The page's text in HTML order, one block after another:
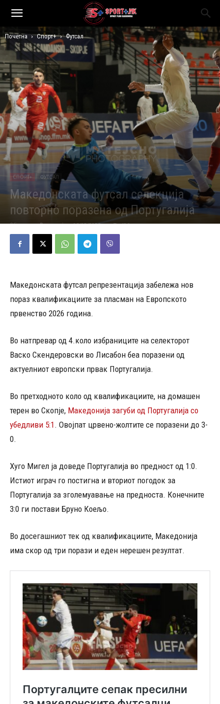
Почетна Спорт+ Футсал
СПОРТ+ ФУТСАЛ
Македонската футсал селекција
повторно поразена од Португалија
Објавено од Редакција - 05/02/2025 496
Македонската футсал репрезентација забележа нов
пораз квалификациите за пласман на Европското
првенство 2026 година.
Во натпревар од 4.коло избраниците на селекторот
Васко Скендеровски во Лисабон беа поразени од
актуелниот европски првак Португалија.
Во претходното коло од квалификациите, на домашен
терен во Скопје, Македонија загуби од Португалија со
убедливи 5:1. Овојпат црвено-жолтите се поразени до 3-
0.
Хуго Мигел ја доведе Португалија во предност од 1:0.
Истиот играч го постигна и вториот погодок за
Португалија за зголемуавање на предноста. Конечните
3:0 ги постави Бруно Коељо.
Во досегашниот тек од квалификациите, Македонија
има скор од три порази и еден нерешен резултат.